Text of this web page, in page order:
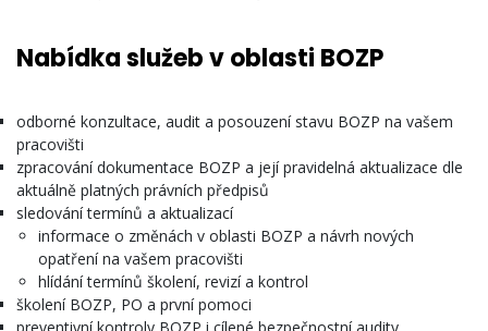
Nabídka služeb v oblasti BOZP
odborné konzultace, audit a posouzení stavu BOZP na vašem
pracovišti
zpracování dokumentace BOZP a její pravidelná aktualizace dle
aktuálně platných právních předpisů
sledování termínů a aktualizací
informace o změnách v oblasti BOZP a návrh nových
opatření na vašem pracovišti
hlídání termínů školení, revizí a kontrol
školení BOZP, PO a první pomoci